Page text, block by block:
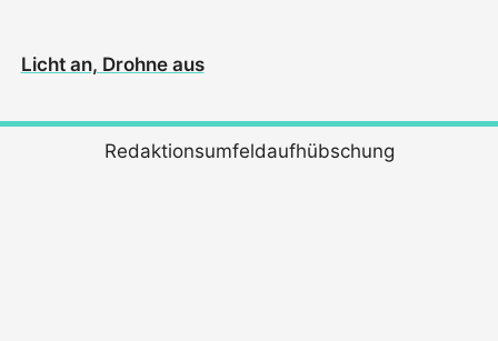
Licht an, Drohne aus
Redaktionsumfeldaufhübschung